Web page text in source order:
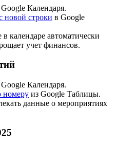
Календаря.
новой строки в Google
календаре автоматически
учет финансов.
Календаря.
номеру из Google Таблицы.
данные о мероприятиях